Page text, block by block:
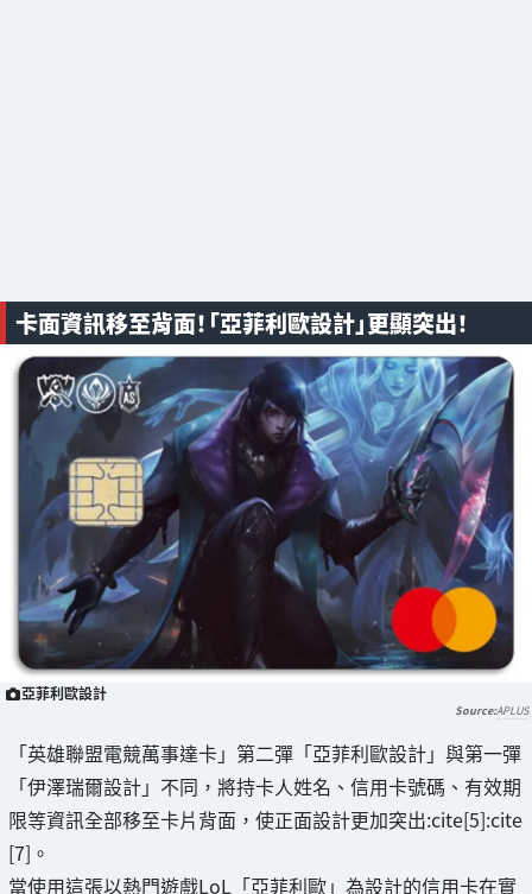
卡面資訊移至背面！「亞菲利歐設計」更顯突出！
亞菲利歐設計
APLUS
「英雄聯盟電競萬事達卡」第二彈「亞菲利歐設計」與第一彈
「伊澤瑞爾設計」不同，將持卡人姓名、信用卡號碼、有效期
限等資訊全部移至卡片背面，使正面設計更加突出:cite[5]:cite
[7]。
當使用這張以熱門遊戲LoL「亞菲利歐」為設計的信用卡在實